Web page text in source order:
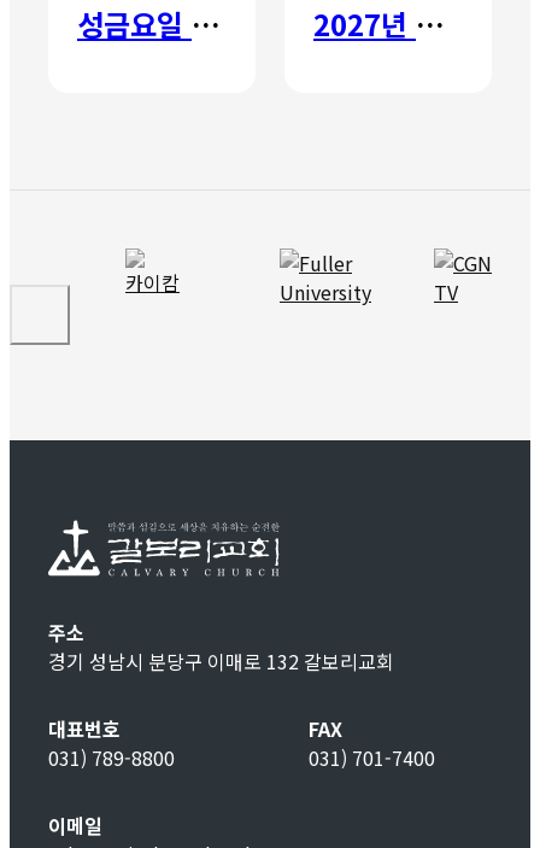
성금요일 칸타타 2027년 갈보리 어학원 유치부 신입생 모집
주소
경기 성남시 분당구 이매로 132 갈보리교회
대표번호
031) 789-8800
FAX
031) 701-7400
이메일